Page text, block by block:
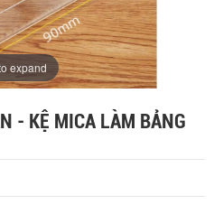
expand
- KỆ MICA LÀM BẢNG